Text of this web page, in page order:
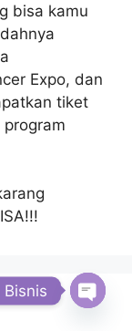
bisa kamu
Expo, dan
tiket
program